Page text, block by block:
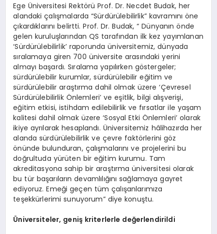
Ege Üniversitesi Rektörü Prof. Dr. Necdet Budak, her
alandaki çalışmalarda “Sürdürülebilirlik” kavramını öne
çıkardıklarını belirtti. Prof. Dr. Budak, “ Dünyanın önde
gelen kuruluşlarından QS tarafından ilk kez yayımlanan
‘Sürdürülebilirlik’ raporunda üniversitemiz, dünyada
sıralamaya giren 700 üniversite arasındaki yerini
almayı başardı. Sıralama yapılırken göstergeler;
sürdürülebilir kurumlar, sürdürülebilir eğitim ve
sürdürülebilir araştırma dahil olmak üzere ‘Çevresel
Sürdürülebilirlik Önlemleri’ ve eşitlik, bilgi alışverişi,
eğitim etkisi, istihdam edilebilirlik ve fırsatlar ile yaşam
kalitesi dahil olmak üzere ‘Sosyal Etki Önlemleri’ olarak
ikiye ayrılarak hesaplandı. Üniversitemiz hâlihazırda her
alanda sürdürülebilirlik ve çevre faktörlerini göz
önünde bulunduran, çalışmalarını ve projelerini bu
doğrultuda yürüten bir eğitim kurumu. Tam
akreditasyona sahip bir araştırma üniversitesi olarak
bu tür başarıların devamlılığını sağlamaya gayret
ediyoruz. Emeği geçen tüm çalışanlarımıza
teşekkürlerimi sunuyorum” diye konuştu.
Üniversiteler, geniş kriterlerle değerlendirildi